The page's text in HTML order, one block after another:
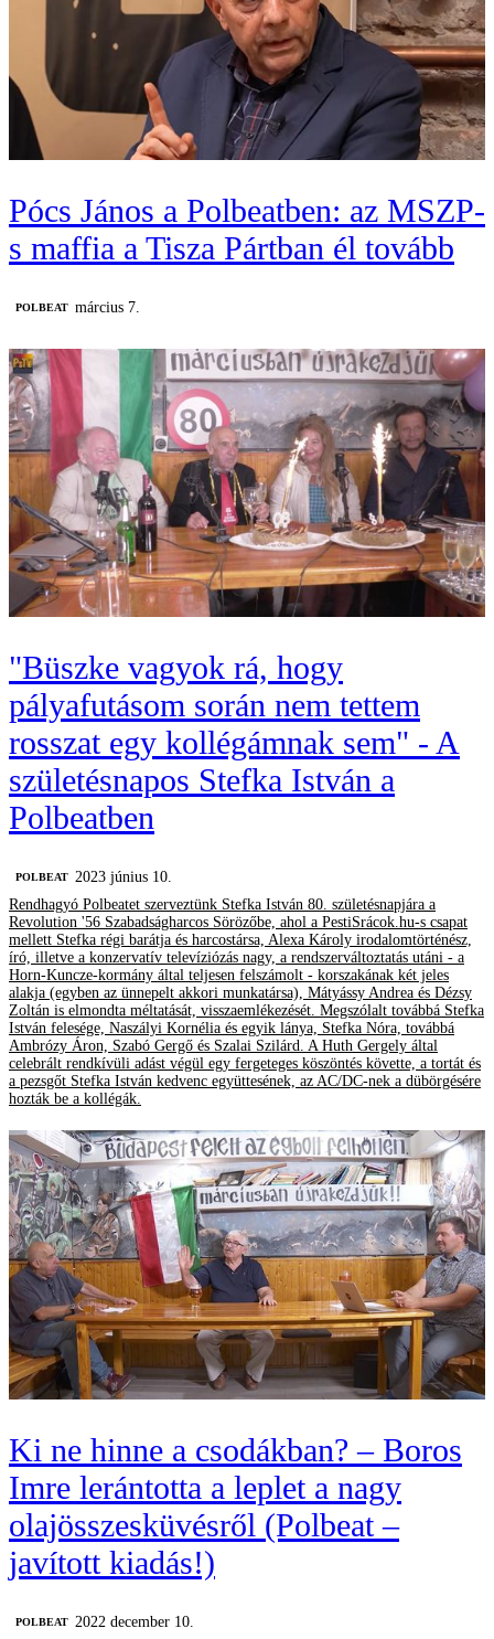
Pócs János a Polbeatben: az MSZP-
s maffia a Tisza Pártban él tovább
‎POLBEAT március 7.
"Büszke vagyok rá, hogy
pályafutásom során nem tettem
rosszat egy kollégámnak sem" - A
születésnapos Stefka István a
Polbeatben
‎POLBEAT 2023 június 10.
Rendhagyó Polbeatet szerveztünk Stefka István 80. születésnapjára a
Revolution '56 Szabadságharcos Sörözőbe, ahol a PestiSrácok.hu-s csapat
mellett Stefka régi barátja és harcostársa, Alexa Károly irodalomtörténész,
író, illetve a konzervatív televíziózás nagy, a rendszerváltoztatás utáni - a
Horn-Kuncze-kormány által teljesen felszámolt - korszakának két jeles
alakja (egyben az ünnepelt akkori munkatársa), Mátyássy Andrea és Dézsy
Zoltán is elmondta méltatását, visszaemlékezését. Megszólalt továbbá Stefka
István felesége, Naszályi Kornélia és egyik lánya, Stefka Nóra, továbbá
Ambrózy Áron, Szabó Gergő és Szalai Szilárd. A Huth Gergely által
celebrált rendkívüli adást végül egy fergeteges köszöntés követte, a tortát és
a pezsgőt Stefka István kedvenc együttesének, az AC/DC-nek a dübörgésére
hozták be a kollégák.
Ki ne hinne a csodákban? – Boros
Imre lerántotta a leplet a nagy
olajösszesküvésről (Polbeat –
javított kiadás!)
‎POLBEAT
2022 december 10.